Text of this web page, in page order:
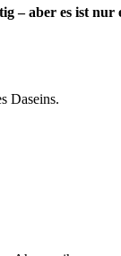
– aber es ist nur
Daseins.